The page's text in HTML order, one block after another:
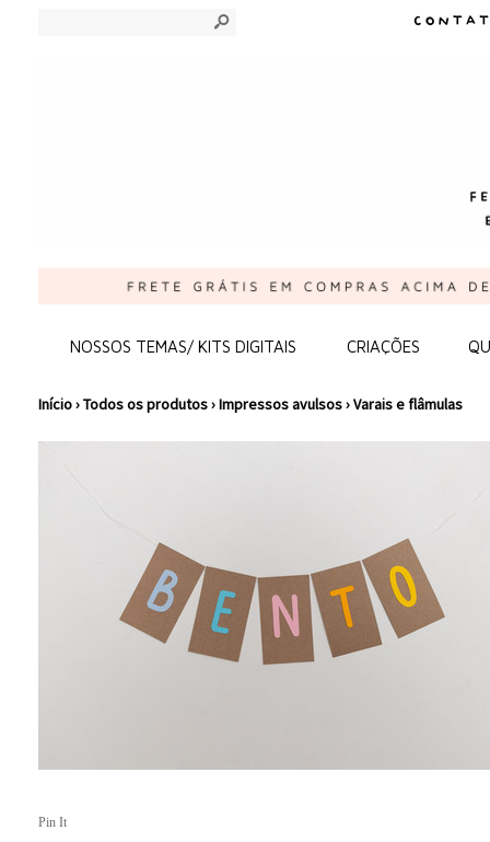
s
NOSSOS TEMAS/ KITS DIGITAIS CRIAÇÕES
Início›Todos os produtos›Impressos avulsos›Varais e flâmulas
Pin It